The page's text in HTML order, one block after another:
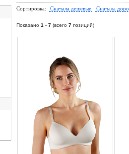
Сортировка: Сначала дешевые Сначала
Показано 1 - 7 (всего 7 позиций)